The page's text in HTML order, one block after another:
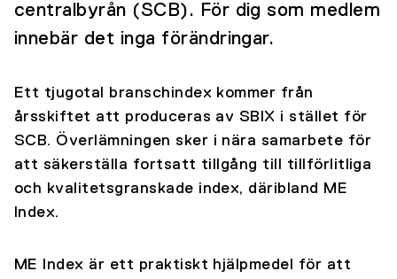
centralbyrån (SCB). För dig som medlem
innebär det inga förändringar.
Ett tjugotal branschindex kommer från
årsskiftet att produceras av SBIX i stället för
SCB. Överlämningen sker i nära samarbete för
att säkerställa fortsatt tillgång till tillförlitliga
och kvalitetsgranskade index, däribland ME
Index.
ME Index är ett praktiskt hjälpmedel för att